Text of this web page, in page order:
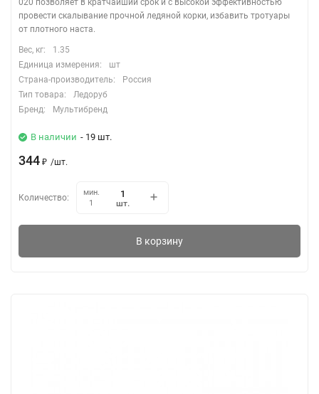
020 позволяет в кратчайший срок и с высокой эффективностью
провести скалывание прочной ледяной корки, избавить тротуары
от плотного наста.
Вес, кг:
1.35
Единица измерения:
шт
Страна-производитель:
Россия
Тип товара:
Ледоруб
Бренд:
Мультибренд
В наличии - 19 шт.
344 ₽ /шт.
Количество:
мин.
1
шт.
В корзину